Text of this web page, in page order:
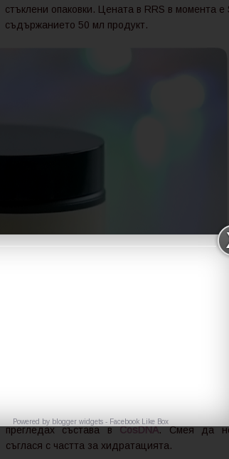
стъклени опаковки. Цената в RRS в момента е
съдържанието 50 мл продукт.
Mizon рекламират този крем като
бръчките и силно подхранващ. Когато го
намерих никакви достоверни ревюта,
реших да рискувам след като
прегледах състава вCosDNA. Смея да
съглася с частта за хидратацията.
Powered by blogger widgets - Facebook Like Box